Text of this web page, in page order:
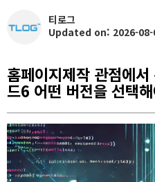
티로그
Updated on: 2026-08-
홈페이지제작 관점에
드6 어떤 버전을 선택